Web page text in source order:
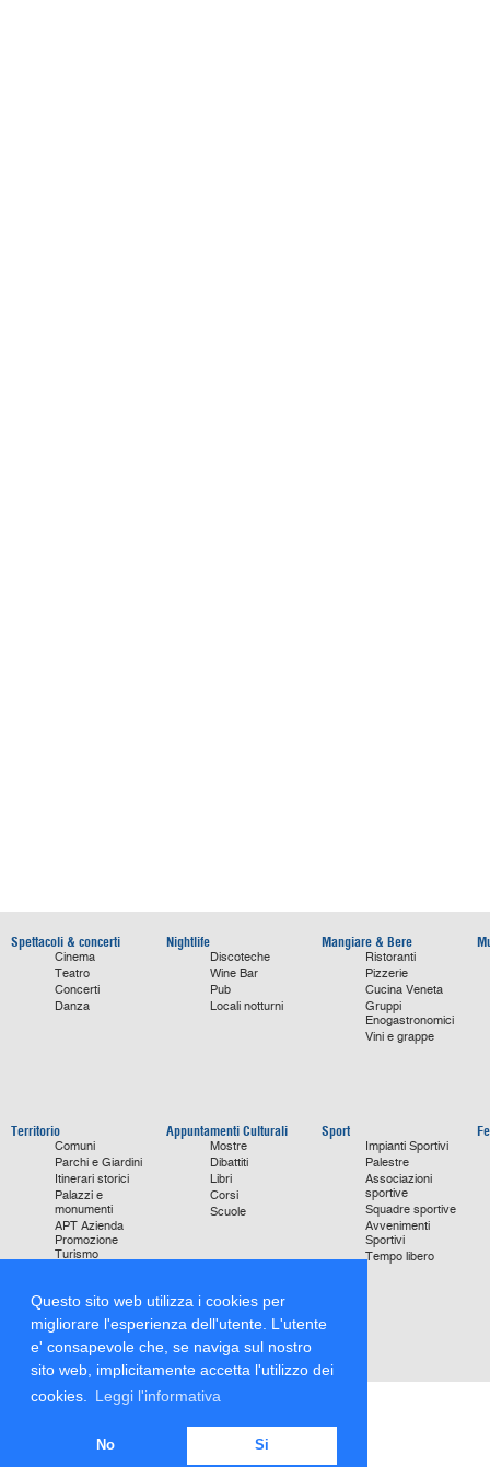
Questo sito web utilizza i cookies per
migliorare l'esperienza dell'utente. L'utente
e' consapevole che, se naviga sul nostro
sito web, implicitamente accetta l'utilizzo dei
cookies.
Leggi l'informativa
No Si
Spettacoli & concerti
Cinema
Teatro
Concerti
Danza
Nightlife
Discoteche
Wine Bar
Pub
Locali notturni
Mangiare & Bere
Ristoranti
Pizzerie
Cucina Veneta
Gruppi
Enogastronomici
Vini e grappe
Territorio
Comuni
Parchi e Giardini
Itinerari storici
Palazzi e
monumenti
APT Azienda
Promozione
Turismo
monumentali
Storie di Successo
Focus on
Appuntamenti Culturali
Mostre
Dibattiti
Libri
Corsi
Scuole
Sport
Impianti Sportivi
Palestre
Associazioni
sportive
Squadre sportive
Avvenimenti
Sportivi
Tempo libero